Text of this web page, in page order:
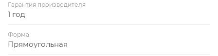
Гарантия производителя
1 год
Форма
Прямоугольная